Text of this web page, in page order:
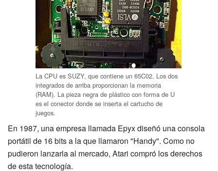
La CPU es SUZY, que contiene un 65C02. Los dos
integrados de arriba proporcionan la memoria
(RAM). La pieza negra de plástico con forma de U
es el conector donde se inserta el cartucho de
juegos.
En 1987, una empresa llamada Epyx diseñó una consola
portátil de 16 bits a la que llamaron "Handy". Como no
pudieron lanzarla al mercado, Atari compró los derechos
de esta tecnología.